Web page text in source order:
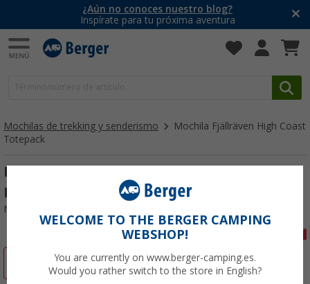
¿Aún no conoces nuestro blog?
Inspírate para tu próxima aventura
Mochilas de trekking y senderismo
Mochila Fjällräven High Coast
Totepack
Mochila Fjällräven High Coast Totepack
Dawn Azul
Nº de artículo 679935
WELCOME TO THE BERGER CAMPING
WEBSHOP!
You are currently on www.berger-camping.es.
Would you rather switch to the store in English?